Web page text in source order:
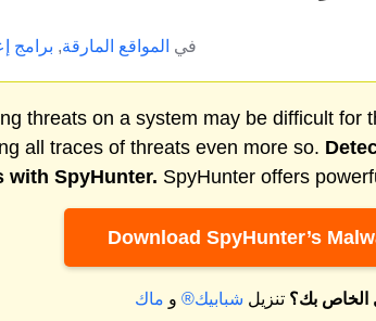
في المواقع المارقة, برامج
threats on a system may be difficult for
all traces of threats even more so.
with SpyHunter. SpyHunter offers
Download SpyHunter’s
الخاص بك؟ تنزيل شبابيك® و